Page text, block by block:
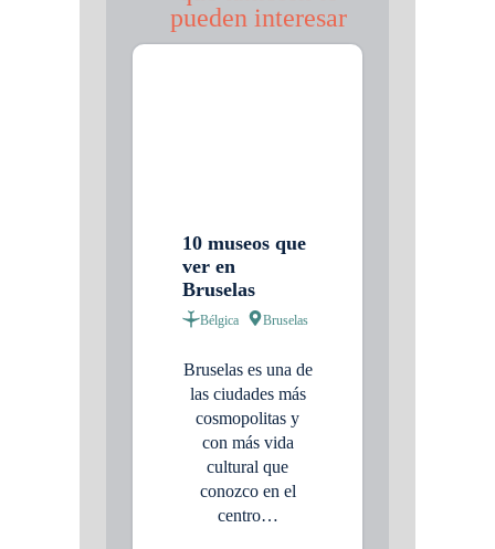
pueden interesar
10 museos que
ver en
Bruselas
Bélgica Bruselas
Bruselas es una de
las ciudades más
cosmopolitas y
con más vida
cultural que
conozco en el
centro…